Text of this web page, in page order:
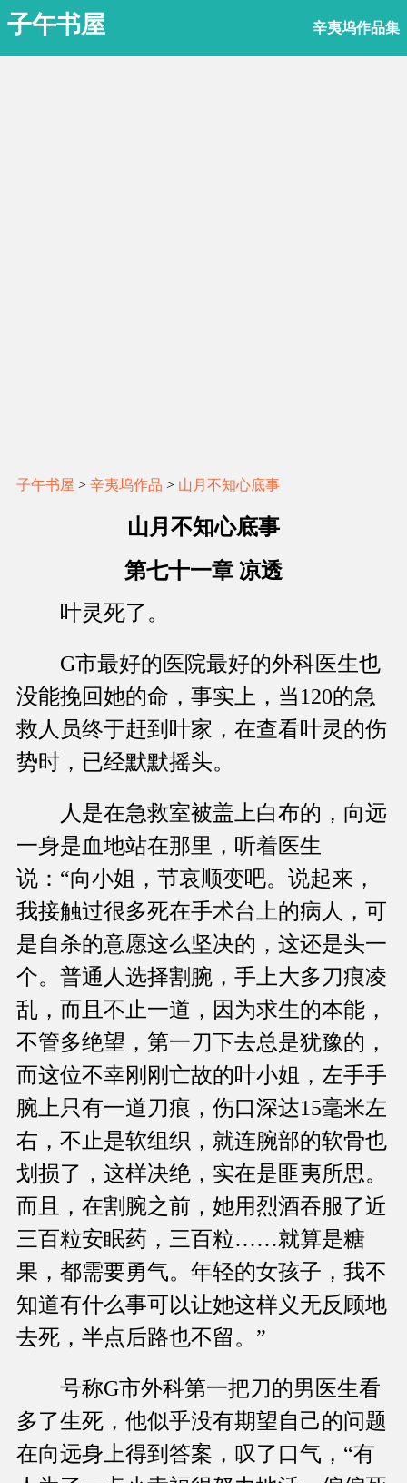
子午书屋 辛夷坞作品集
子午书屋 > 辛夷坞作品 > 山月不知心底事
山月不知心底事
第七十一章 凉透
叶灵死了。
G市最好的医院最好的外科医生也
没能挽回她的命，事实上，当120的急
救人员终于赶到叶家，在查看叶灵的伤
势时，已经默默摇头。
人是在急救室被盖上白布的，向远
一身是血地站在那里，听着医生
说：“向小姐，节哀顺变吧。说起来，
我接触过很多死在手术台上的病人，可
是自杀的意愿这么坚决的，这还是头一
个。普通人选择割腕，手上大多刀痕凌
乱，而且不止一道，因为求生的本能，
不管多绝望，第一刀下去总是犹豫的，
而这位不幸刚刚亡故的叶小姐，左手手
腕上只有一道刀痕，伤口深达15毫米左
右，不止是软组织，就连腕部的软骨也
划损了，这样决绝，实在是匪夷所思。
而且，在割腕之前，她用烈酒吞服了近
三百粒安眠药，三百粒……就算是糖
果，都需要勇气。年轻的女孩子，我不
知道有什么事可以让她这样义无反顾地
去死，半点后路也不留。”
号称G市外科第一把刀的男医生看
多了生死，他似乎没有期望自己的问题
在向远身上得到答案，叹了口气，“有